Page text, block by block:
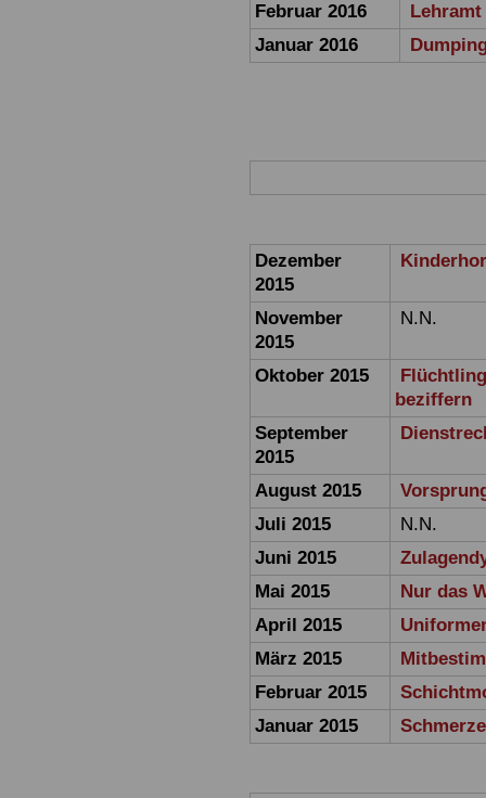
Februar 2016
Januar 2016
Dezember
2015
November
2015
N.N.
Oktober 2015
beziffern
September
2015
August 2015
Juli 2015
N.N.
Juni 2015
Mai 2015
Nur das
April 2015
März 2015
Februar 2015
Januar 2015